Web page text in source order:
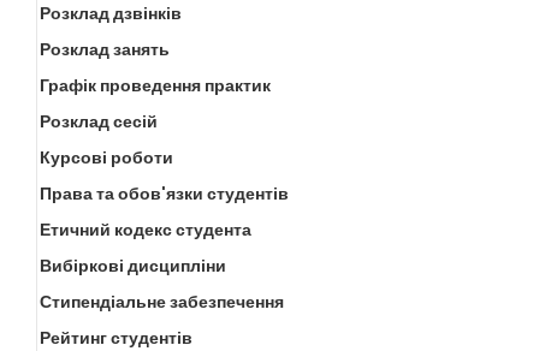
Розклад дзвінків
Розклад занять
Графік проведення практик
Розклад сесій
Курсові роботи
Права та обов'язки студентів
Етичний кодекс студента
Вибіркові дисципліни
Стипендіальне забезпечення
Рейтинг студентів